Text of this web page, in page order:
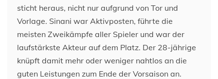
sticht heraus, nicht nur aufgrund von Tor und
Vorlage. Sinani war Aktivposten, führte die
meisten Zweikämpfe aller Spieler und war der
laufstärkste Akteur auf dem Platz. Der 28-jährige
knüpft damit mehr oder weniger nahtlos an die
guten Leistungen zum Ende der Vorsaison an.